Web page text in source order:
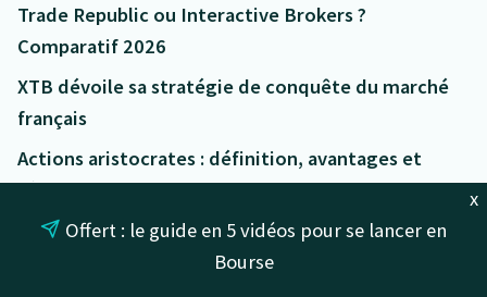
Trade Republic ou Interactive Brokers ?
Comparatif 2026
XTB dévoile sa stratégie de conquête du marché
français
Actions aristocrates : définition, avantages et
sélection
Bitpanda devient une plateforme
d’investissement tout-en-un de référence en
x
Offert : le guide en 5 vidéos pour se lancer en
Bourse